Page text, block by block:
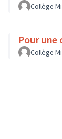
Collège
Pour une
Collège